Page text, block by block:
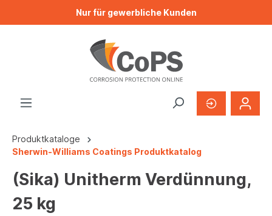
Nur für gewerbliche Kunden
Produktkataloge
Sherwin-Williams Coatings Produktkatalog
(Sika) Unitherm Verdünnung,
25 kg